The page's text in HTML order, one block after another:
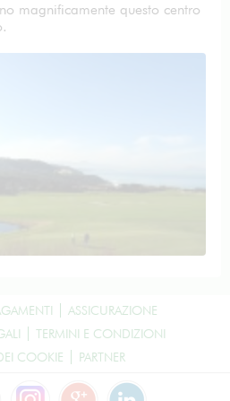
magnificamente questo centro
ASSICURAZIONE
TERMINI E CONDIZIONI
COOKIE
PARTNER